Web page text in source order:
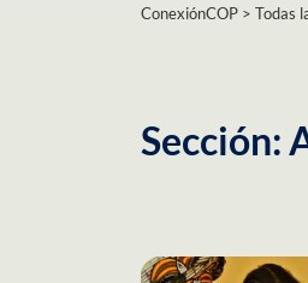
ConexiónCOP > Todas
Sección: